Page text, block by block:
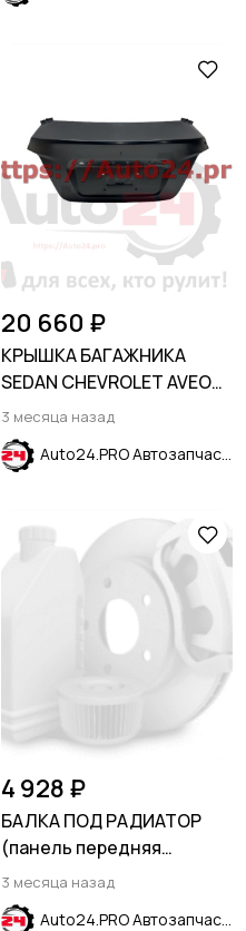
20 660 ₽
КРЫШКА БАГАЖНИКА
SEDAN CHEVROLET AVEO
T300 2011-2015
3 месяца назад
Auto24.PRO Автозапчасти
4 928 ₽
БАЛКА ПОД РАДИАТОР
(панель передняя
нижняя) CHEVROLET
SPARK II 2005-2010
3 месяца назад
Auto24.PRO Автозапчасти